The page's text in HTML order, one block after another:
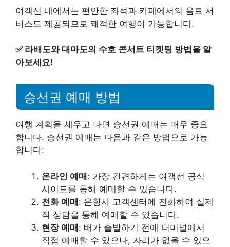
여객선 내에서는 편안한 좌석과 카페에서의 음료 서
비스도 제공되므로 쾌적한 여행이 가능합니다.
✅ 라배도와 대마도의 수호 콘서트 티켓팅 방법을 알
아보세요!
승선권 예매 방법
여행 계획을 세우고 나면 승선권 예매는 매우 중요
합니다. 승선권 예매는 다음과 같은 방법으로 가능
합니다:
온라인 예매: 가장 간편하게는 여객선 공식
사이트를 통해 예매할 수 있습니다.
전화 예매: 운항사 고객센터에 전화하여 실제
직 상담을 통해 예매할 수 있습니다.
현장 예매: 배가 출발하기 전에 터미널에서
직접 예매할 수 있으나, 자리가 없을 수 있으